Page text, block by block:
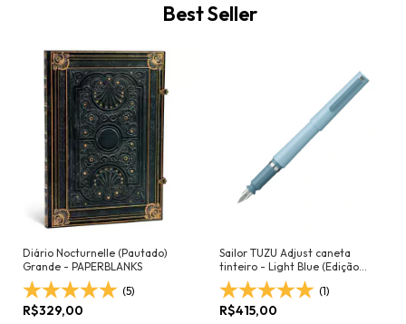
Best Seller
Diário Nocturnelle (Pautado)
Grande - PAPERBLANKS
(5)
R$329,00
Sailor TUZU Adjust caneta
tinteiro - Light Blue (Edição
Limitada)
(1)
R$415,00